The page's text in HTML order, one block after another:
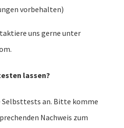
vorbehalten)
uns gerne unter
.
lassen?
an. Bitte komme
Nachweis zum